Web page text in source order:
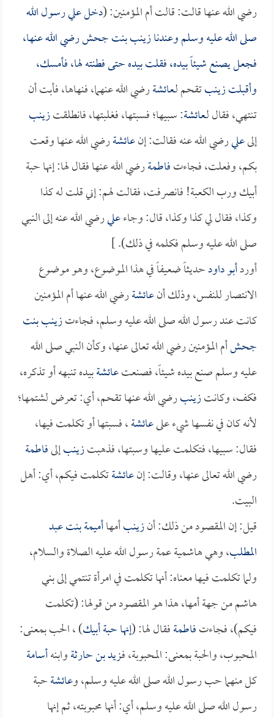
رضي الله عنها قالت: قالت أم المؤمنين: (دخل علي رسول الله
صلى الله عليه وسلم وعندنازينب بنت جحشرضي الله عنها،
فجعل يصنع شيئاً بيده، فقلت بيده حتى فطنته لها، فأمسك،
وأقبلتزينبتقحم لـعائشةرضي الله عنهما، فنهاها، فأبت أن
تنتهي، فقال لـعائشة: سبيها؛ فسبتها، فغلبتها، فانطلقتزينب
إلىعليرضي الله عنه فقالت: إنعائشةرضي الله عنها وقعت
بكم، وفعلت، فجاءتفاطمةرضي الله عنها فقال لها: إنها حبة
أبيك ورب الكعبة! فانصرفت، فقالت لهم: إني قلت له كذا
وكذا، فقال لي كذا وكذا، قال: وجاءعليرضي الله عنه إلى النبي
صلى الله عليه وسلم فكلمه في ذلك). ]
أوردأبو داودحديثاً ضعيفاً في هذا الموضوع، وهو موضوع
الانتصار للنفس، وذلك أنعائشةرضي الله عنها أم المؤمنين
كانت عند رسول الله صلى الله عليه وسلم، فجاءتزينب بنت
جحشأم المؤمنين رضي الله تعالى عنها، وكأن النبي صلى الله
عليه وسلم صنع بيده شيئاً، فصنعتعائشةبيده تنبهه أو تذكره،
فكف، وكانتزينبرضي الله عنها تقحم، أي: تعرض لشتمها؛
لأنه كان في نفسها شيء علىعائشة، فسبتها أو تكلمت فيها،
فقال: سبيها، فتكلمت عليها وسبتها، فذهبتزينبإلىفاطمة
رضي الله تعالى عنها، وقالت: إنعائشةتكلمت فيكم، أي: أهل
البيت.
قيل: إن المقصود من ذلك: أنزينبأمهاأميمة بنت عبد
المطلب، وهي هاشمية عمة رسول الله عليه الصلاة والسلام،
ولما تكلمت فيها معناه: أنها تكلمت في امرأة تنتمي إلى بني
هاشم من جهة أمها، هذا هو المقصود من قولها: (تكلمت
فيكم)، فجاءتفاطمةفقال لها: (إنها حبة أبيك) ، الحب بمعنى:
المحبوب، والحبة بمعنى: المحبوبة، فـزيد بن حارثةوابنهأسامة
كل منهما حب رسول الله صلى الله عليه وسلم، وعائشةحبة
رسول الله صلى الله عليه وسلم، أي: أنها محبوبته، ثم إنها